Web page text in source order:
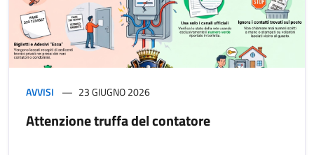
AVVISI 23 GIUGNO 2026
Attenzione truffa del contatore